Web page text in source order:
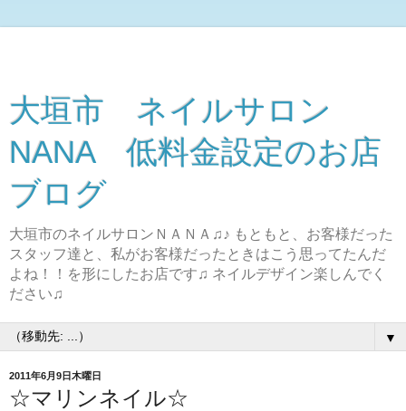
大垣市 ネイルサロン
NANA 低料金設定のお店
ブログ
大垣市のネイルサロンＮＡＮＡ♫♪ もともと、お客様だった
スタッフ達と、私がお客様だったときはこう思ってたんだ
よね！！を形にしたお店です♫ ネイルデザイン楽しんでく
ださい♫
▼
2011年6月9日木曜日
☆マリンネイル☆